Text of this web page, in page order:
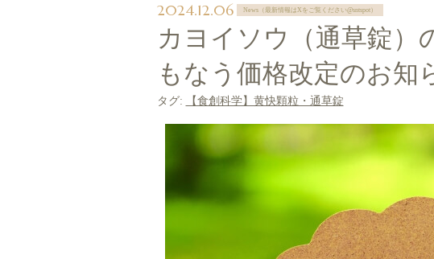
2024.12.06 News（最新情報はXをご覧ください@sntspot）
カヨイソウ（通草錠）
もなう価格改定のお知
タグ: 【食創科学】黄快顆粒・通草錠